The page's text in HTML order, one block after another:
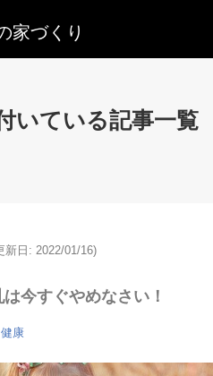
家づくり
いている記事一覧
新日: 2022/01/16)
は今すぐやめなさい！
健康